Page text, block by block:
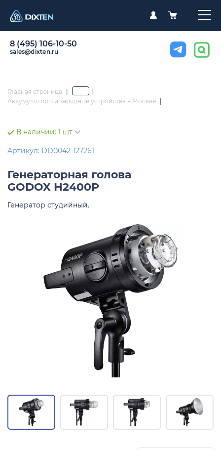
8 (495) 106-10-50
sales@dixten.ru
Главная страница | ...
Аккумуляторы и зарядные устройства в Москве
В наличии: 1 шт
Артикул: DD0042-127261
Генераторная голова
GODOX H2400P
Генератор студийный.